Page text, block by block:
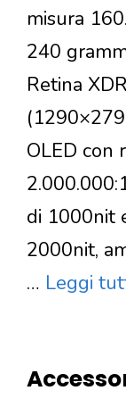
misura
240
Retina
OLED con
di 1000nit
2000nit,
… Leggi